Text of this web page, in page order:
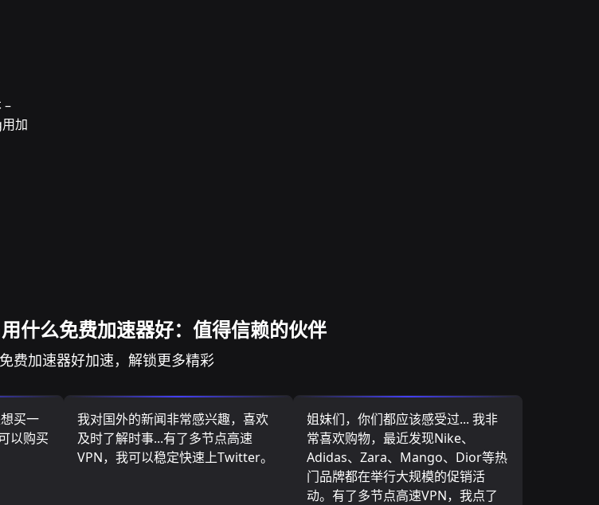
–
加
什么免费加速器好：值得信赖的伙伴
费加速器好加速，解锁更多精彩
买一
以购买
我对国外的新闻非常感兴趣，喜欢
及时了解时事...有了多节点高速
VPN，我可以稳定快速上Twitter。
姐妹们，你们都应该感受过... 我非
常喜欢购物，最近发现Nike、
Adidas、Zara、Mango、Dior等热
门品牌都在举行大规模的促销活
动。有了多节点高速VPN，我点了